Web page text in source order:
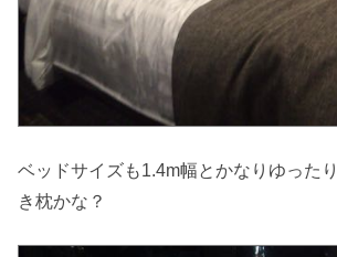
ベッドサイズも1.4m幅とかなりゆった
き枕かな？